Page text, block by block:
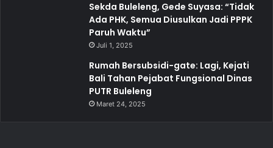
Sekda Buleleng, Gede Suyasa: “Tidak
Ada PHK, Semua Diusulkan Jadi PPPK
Paruh Waktu”
Juli 1, 2025
Rumah Bersubsidi-gate: Lagi, Kejati
Bali Tahan Pejabat Fungsional Dinas
PUTR Buleleng
Maret 24, 2025